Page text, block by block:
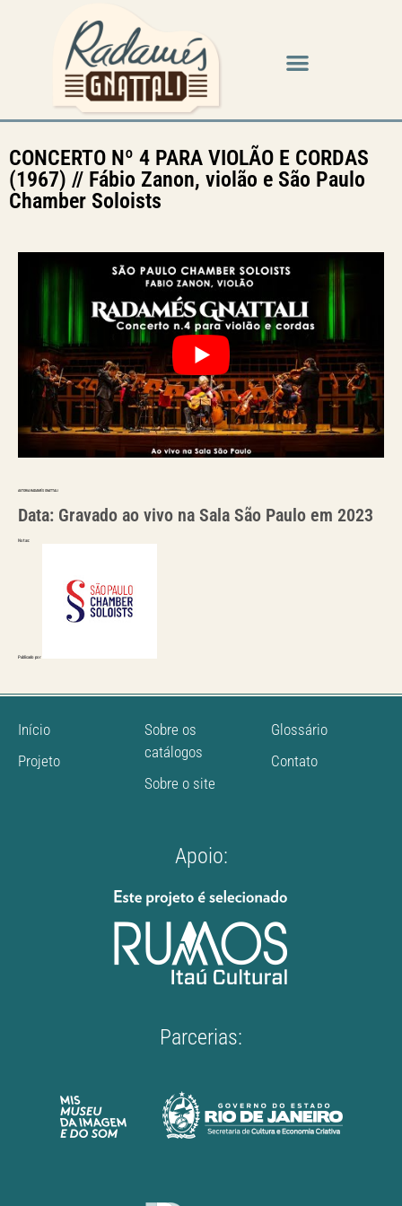
CONCERTO Nº 4 PARA VIOLÃO E CORDAS
(1967) // Fábio Zanon, violão e São Paulo
Chamber Soloists
AUTORIA:RADAMÉS GNATTALI
Data: Gravado ao vivo na Sala São Paulo em 2023
Notas:
Publicado por
Início
Projeto
Sobre os
catálogos
Sobre o site
Glossário
Contato
Apoio:
Parcerias: